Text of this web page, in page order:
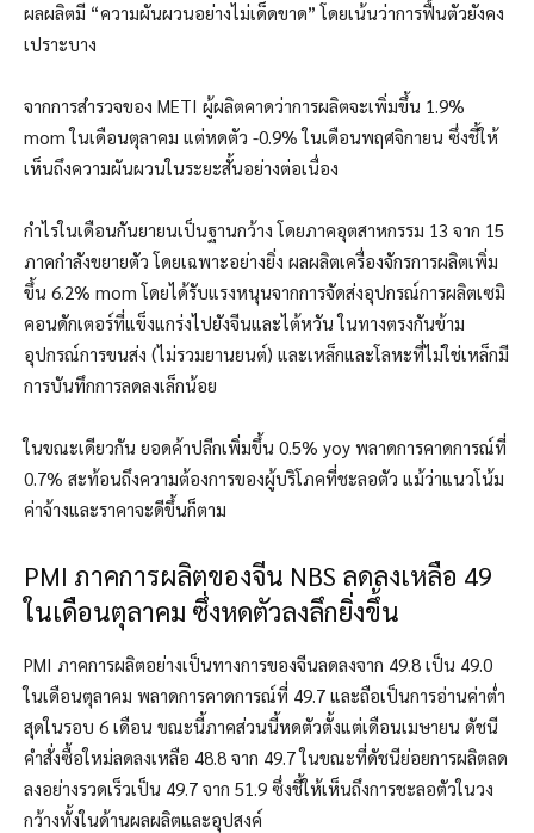
ผลผลิตมี “ความผันผวนอย่างไม่เด็ดขาด” โดยเน้นว่าการฟื้นตัวยังคง
เปราะบาง
จากการสำรวจของ METI ผู้ผลิตคาดว่าการผลิตจะเพิ่มขึ้น 1.9%
mom ในเดือนตุลาคม แต่หดตัว -0.9% ในเดือนพฤศจิกายน ซึ่งชี้ให้
เห็นถึงความผันผวนในระยะสั้นอย่างต่อเนื่อง
กำไรในเดือนกันยายนเป็นฐานกว้าง โดยภาคอุตสาหกรรม 13 จาก 15
ภาคกำลังขยายตัว โดยเฉพาะอย่างยิ่ง ผลผลิตเครื่องจักรการผลิตเพิ่ม
ขึ้น 6.2% mom โดยได้รับแรงหนุนจากการจัดส่งอุปกรณ์การผลิตเซมิ
คอนดักเตอร์ที่แข็งแกร่งไปยังจีนและไต้หวัน ในทางตรงกันข้าม
อุปกรณ์การขนส่ง (ไม่รวมยานยนต์) และเหล็กและโลหะที่ไม่ใช่เหล็กมี
การบันทึกการลดลงเล็กน้อย
ในขณะเดียวกัน ยอดค้าปลีกเพิ่มขึ้น 0.5% yoy พลาดการคาดการณ์ที่
0.7% สะท้อนถึงความต้องการของผู้บริโภคที่ชะลอตัว แม้ว่าแนวโน้ม
ค่าจ้างและราคาจะดีขึ้นก็ตาม
PMI ภาคการผลิตของจีน NBS ลดลงเหลือ 49
ในเดือนตุลาคม ซึ่งหดตัวลงลึกยิ่งขึ้น
PMI ภาคการผลิตอย่างเป็นทางการของจีนลดลงจาก 49.8 เป็น 49.0
ในเดือนตุลาคม พลาดการคาดการณ์ที่ 49.7 และถือเป็นการอ่านค่าต่ำ
สุดในรอบ 6 เดือน ขณะนี้ภาคส่วนนี้หดตัวตั้งแต่เดือนเมษายน ดัชนี
คำสั่งซื้อใหม่ลดลงเหลือ 48.8 จาก 49.7 ในขณะที่ดัชนีย่อยการผลิตลด
ลงอย่างรวดเร็วเป็น 49.7 จาก 51.9 ซึ่งชี้ให้เห็นถึงการชะลอตัวในวง
กว้างทั้งในด้านผลผลิตและอุปสงค์